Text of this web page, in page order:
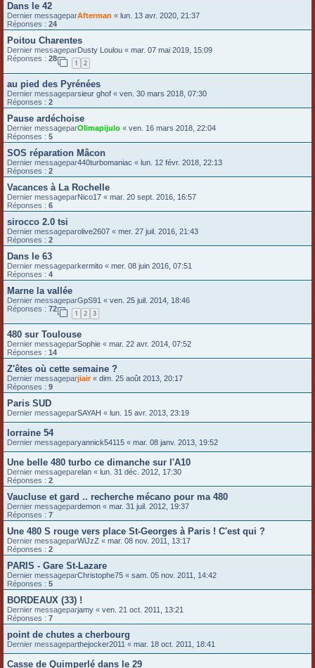
Dans le 42
Dernier messageparAfterman « lun. 13 avr. 2020, 21:37
Réponses : 24
Poitou Charentes
Dernier messageparDusty Loulou « mar. 07 mai 2019, 15:09
Réponses : 28
1 2
au pied des Pyrénées
Dernier messageparsieur ghof « ven. 30 mars 2018, 07:30
Réponses : 2
Pause ardéchoise
Dernier messageparOlimapijulo « ven. 16 mars 2018, 22:04
Réponses : 5
SOS réparation Mâcon
Dernier messagepar440turbomaniac « lun. 12 févr. 2018, 22:13
Réponses : 2
Vacances à La Rochelle
Dernier messageparNico17 « mar. 20 sept. 2016, 16:57
Réponses : 6
sirocco 2.0 tsi
Dernier messageparolive2607 « mer. 27 juil. 2016, 21:43
Réponses : 2
Dans le 63
Dernier messageparkermito « mer. 08 juin 2016, 07:51
Réponses : 4
Marne la vallée
Dernier messageparGpS91 « ven. 25 juil. 2014, 18:46
Réponses : 72
1 2 3
480 sur Toulouse
Dernier messageparSophie « mar. 22 avr. 2014, 07:52
Réponses : 14
Z'êtes où cette semaine ?
Dernier messageparjiair« dim. 25 août 2013, 20:17
Réponses : 9
Paris SUD
Dernier messageparSAYAH « lun. 15 avr. 2013, 23:19
lorraine 54
Dernier messageparyannick54115 « mar. 08 janv. 2013, 19:52
Une belle 480 turbo ce dimanche sur l'A10
Dernier messageparelan « lun. 31 déc. 2012, 17:30
Réponses : 2
Vaucluse et gard .. recherche mécano pour ma 480
Dernier messagepardemon « mar. 31 juil. 2012, 19:37
Réponses : 7
Une 480 S rouge vers place St-Georges à Paris ! C'est qui ?
Dernier messageparWiJzZ « mar. 08 nov. 2011, 13:17
Réponses : 2
PARIS - Gare St-Lazare
Dernier messageparChristophe75 « sam. 05 nov. 2011, 14:42
Réponses : 5
BORDEAUX (33) !
Dernier messageparjamy « ven. 21 oct. 2011, 13:21
Réponses : 7
point de chutes a cherbourg
Dernier messageparthejocker2011 « mar. 18 oct. 2011, 18:41
Casse de Quimperlé dans le 29